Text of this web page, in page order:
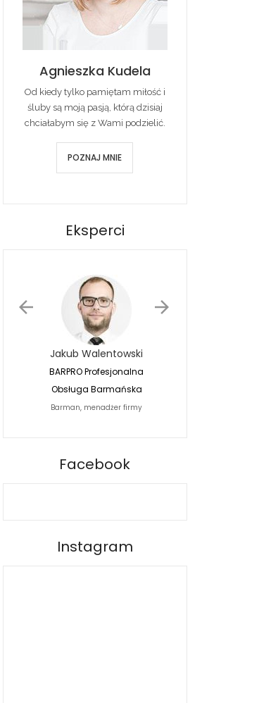
Agnieszka Kudela
Od kiedy tylko pamiętam miłość i
śluby są moją pasją, którą dzisiaj
chciałabym się z Wami podzielić.
POZNAJ MNIE
Eksperci
Jakub Walentowski
BARPRO Profesjonalna
Obsługa Barmańska
Barman, menadżer firmy
Facebook
Instagram